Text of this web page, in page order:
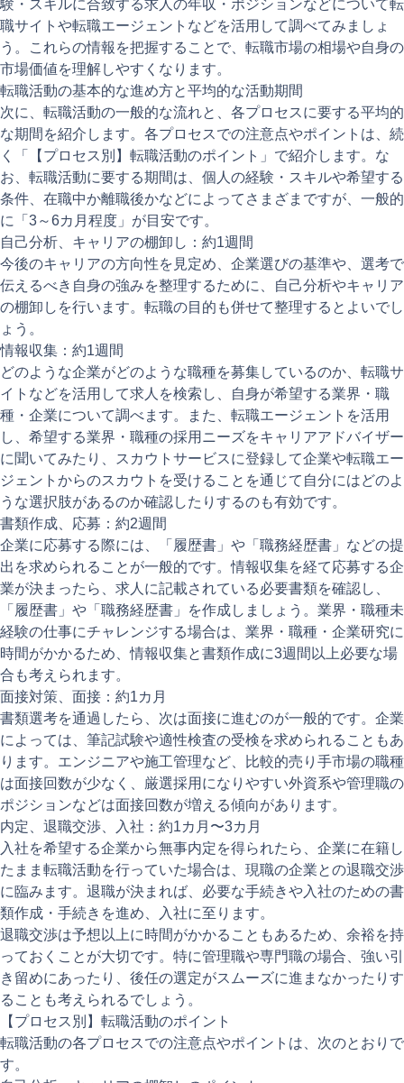
験・スキルに合致する求人の年収・ポジションなどについて転
職サイトや転職エージェントなどを活用して調べてみましょ
う。これらの情報を把握することで、転職市場の相場や自身の
市場価値を理解しやすくなります。
転職活動の基本的な進め方と平均的な活動期間
次に、転職活動の一般的な流れと、各プロセスに要する平均的
な期間を紹介します。各プロセスでの注意点やポイントは、続
く「【プロセス別】転職活動のポイント」で紹介します。な
お、転職活動に要する期間は、個人の経験・スキルや希望する
条件、在職中か離職後かなどによってさまざまですが、一般的
に「3～6カ月程度」が目安です。
自己分析、キャリアの棚卸し：約1週間
今後のキャリアの方向性を見定め、企業選びの基準や、選考で
伝えるべき自身の強みを整理するために、自己分析やキャリア
の棚卸しを行います。転職の目的も併せて整理するとよいでし
ょう。
情報収集：約1週間
どのような企業がどのような職種を募集しているのか、転職サ
イトなどを活用して求人を検索し、自身が希望する業界・職
種・企業について調べます。また、転職エージェントを活用
し、希望する業界・職種の採用ニーズをキャリアアドバイザー
に聞いてみたり、スカウトサービスに登録して企業や転職エー
ジェントからのスカウトを受けることを通じて自分にはどのよ
うな選択肢があるのか確認したりするのも有効です。
書類作成、応募：約2週間
企業に応募する際には、「履歴書」や「職務経歴書」などの提
出を求められることが一般的です。情報収集を経て応募する企
業が決まったら、求人に記載されている必要書類を確認し、
「履歴書」や「職務経歴書」を作成しましょう。業界・職種未
経験の仕事にチャレンジする場合は、業界・職種・企業研究に
時間がかかるため、情報収集と書類作成に3週間以上必要な場
合も考えられます。
面接対策、面接：約1カ月
書類選考を通過したら、次は面接に進むのが一般的です。企業
によっては、筆記試験や適性検査の受検を求められることもあ
ります。エンジニアや施工管理など、比較的売り手市場の職種
は面接回数が少なく、厳選採用になりやすい外資系や管理職の
ポジションなどは面接回数が増える傾向があります。
内定、退職交渉、入社：約1カ月〜3カ月
入社を希望する企業から無事内定を得られたら、企業に在籍し
たまま転職活動を行っていた場合は、現職の企業との退職交渉
に臨みます。退職が決まれば、必要な手続きや入社のための書
類作成・手続きを進め、入社に至ります。
退職交渉は予想以上に時間がかかることもあるため、余裕を持
っておくことが大切です。特に管理職や専門職の場合、強い引
き留めにあったり、後任の選定がスムーズに進まなかったりす
ることも考えられるでしょう。
【プロセス別】転職活動のポイント
転職活動の各プロセスでの注意点やポイントは、次のとおりで
す。